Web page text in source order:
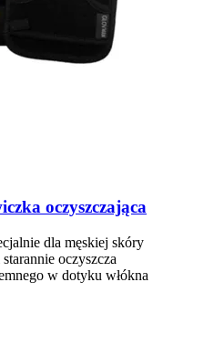
oczyszczająca
dla męskiej skóry
oczyszcza
w dotyku włókna